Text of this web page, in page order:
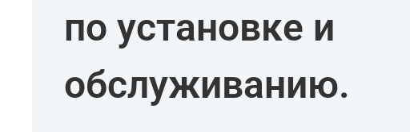
по установке и
обслуживанию.